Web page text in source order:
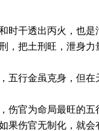
干透出丙火，也
把土刑旺，泄身
行金虽克身，但
官为命局最旺的
伤官无制化，就会